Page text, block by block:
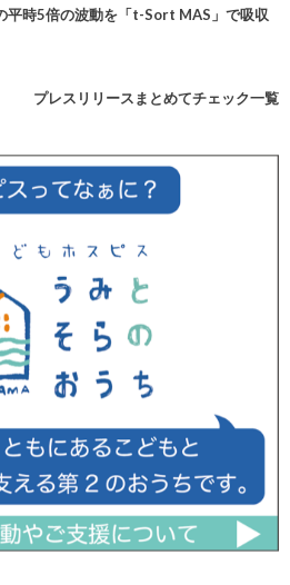
平時5倍の波動を「t-Sort MAS」で吸収
プレスリリースまとめてチェック一覧